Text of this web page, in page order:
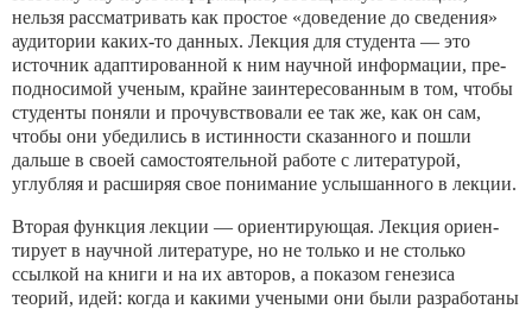
нельзя рассматривать как простое «доведение до сведения»
аудитории каких-то данных. Лекция для студента — это
источник адаптированной к ним научной информации, пре­
подносимой ученым, крайне заинтересованным в том, чтобы
студенты поняли и прочувствовали ее так же, как он сам,
чтобы они убедились в истинности сказанного и пошли
дальше в своей самостоятельной работе с литературой,
углубляя и расширяя свое понимание услышанного в лекции.
Вторая функция лекции — ориентирующая. Лекция ориен­
тирует в научной литературе, но не только и не столько
ссылкой на книги и на их авторов, а показом генезиса
теорий, идей: ко­гда и какими учеными они были разработаны